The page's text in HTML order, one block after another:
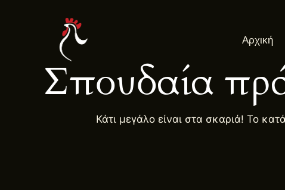
Αρχική
Σπουδαία
Κάτι μεγάλο είναι στα σκαριά! Το